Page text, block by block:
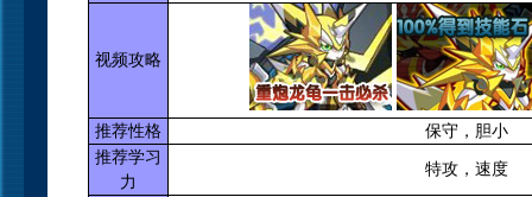
视频攻略
推荐性格
保守，胆小
推荐学习
力
特攻，速度